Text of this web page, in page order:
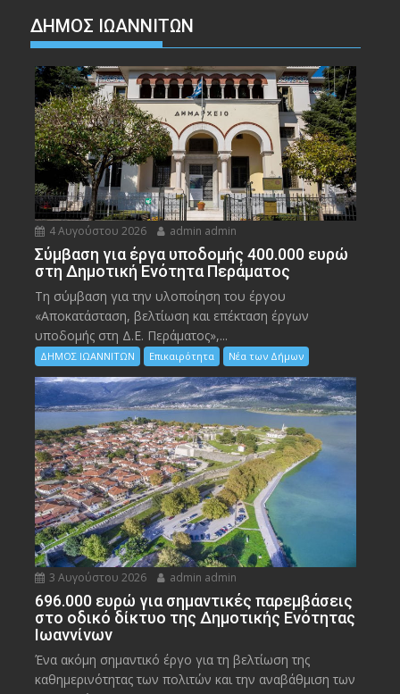
ΔΗΜΟΣ ΙΩΑΝΝΙΤΩΝ
4 Αυγούστου 2026 admin admin
Σύμβαση για έργα υποδομής 400.000 ευρώ
στη Δημοτική Ενότητα Περάματος
Τη σύμβαση για την υλοποίηση του έργου
«Αποκατάσταση, βελτίωση και επέκταση έργων
υποδομής στη Δ.Ε. Περάματος»,...
ΔΗΜΟΣ ΙΩΑΝΝΙΤΩΝ Επικαιρότητα Νέα των Δήμων
3 Αυγούστου 2026 admin admin
696.000 ευρώ για σημαντικές παρεμβάσεις
στο οδικό δίκτυο της Δημοτικής Ενότητας
Ιωαννίνων
Ένα ακόμη σημαντικό έργο για τη βελτίωση της
καθημερινότητας των πολιτών και την αναβάθμιση των